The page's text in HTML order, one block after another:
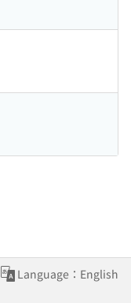
Language：English